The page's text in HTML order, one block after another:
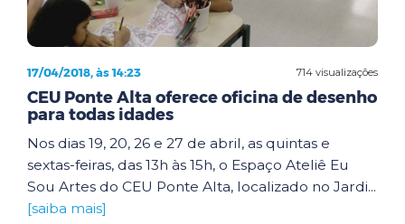
714 visualizações
17/04/2018, às 14:23
CEU Ponte Alta oferece oficina de desenho
para todas idades
Nos dias 19, 20, 26 e 27 de abril, as quintas e
sextas-feiras, das 13h às 15h, o Espaço Ateliê Eu
Sou Artes do CEU Ponte Alta, localizado no Jardi...
[saiba mais]